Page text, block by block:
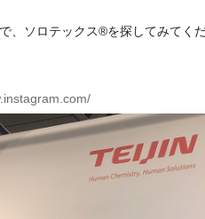
、ソロテックス®を探してみてくだ